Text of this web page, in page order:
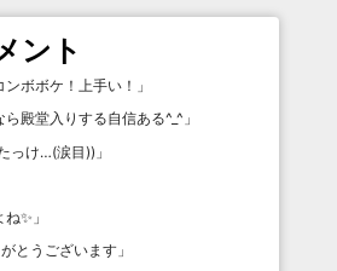
ント
ボボケ！上手い！
」
ら殿堂入りする自信ある^_^ 」
っけ…(涙目)) 」
ね✨ 」
とうございます 」